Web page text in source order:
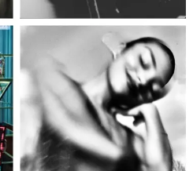
após trem
Japão:
se